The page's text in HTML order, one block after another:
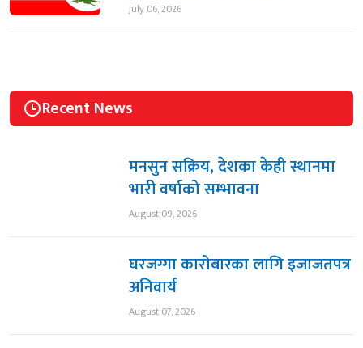
July 06, 2026
Recent News
मनसुन सक्रिय, देशका केही स्थानमा
भारी वर्षाको सम्भावना
August 09, 2026
घरजग्गा कारोबारका लागि इजाजतपत्र
अनिवार्य
August 07, 2026